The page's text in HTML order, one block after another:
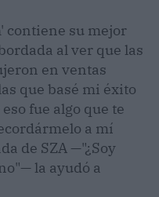
contiene su mejor
al ver que las
en ventas
que basé mi éxito
fue algo que te
a mí
de SZA —"¿Soy
la ayudó a